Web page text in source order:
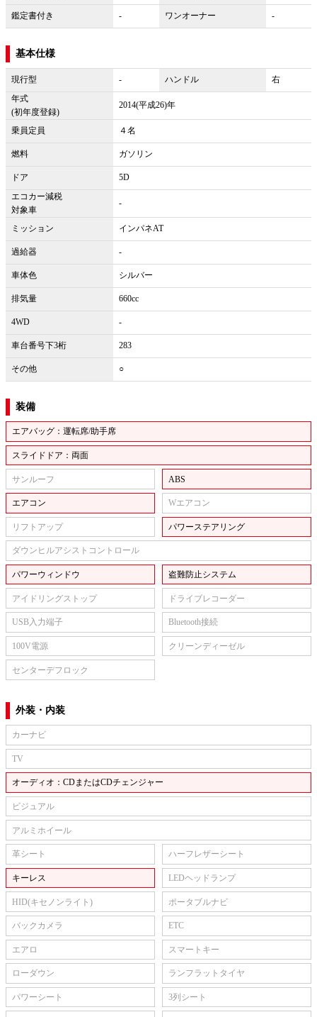
鑑定書付き - ワンオーナー -
基本仕様
現行型 - ハンドル
右
年式
(初年度登録)
2014(平成26)年
乗員定員 ４名
燃料 ガソリン
ドア
5D
エコカー減税
対象車
-
ミッション インパネAT
過給器 -
車体色 シルバー
排気量 660cc
4WD -
車台番号下3桁 283
その他 ○
装備
エアバッグ：運転席/助手席
スライドドア：両面
サンルーフ ABS
エアコン Wエアコン
リフトアップ パワーステアリング
ダウンヒルアシストコントロール
パワーウィンドウ 盗難防止システム
アイドリングストップ ドライブレコーダー
USB入力端子 Bluetooth接続
100V電源 クリーンディーゼル
センターデフロック
外装・内装
カーナビ
TV
オーディオ：CDまたはCDチェンジャー
ビジュアル
アルミホイール
革シート ハーフレザーシート
キーレス LEDヘッドランプ
HID(キセノンライト) ポータブルナビ
バックカメラ ETC
エアロ スマートキー
ローダウン ランフラットタイヤ
パワーシート 3列シート